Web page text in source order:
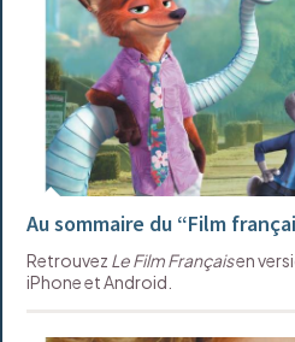
Au sommaire du “Film
Retrouvez Le Film Françaisen
iPhone et Android.